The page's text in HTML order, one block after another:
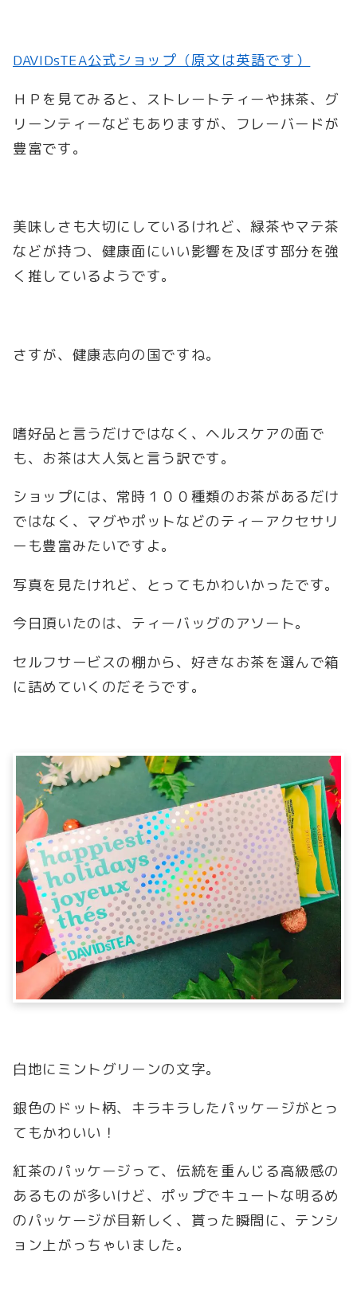
DAVIDsTEA公式ショップ（原文は英語です）
ＨＰを見てみると、ストレートティーや抹茶、グ
リーンティーなどもありますが、フレーバードが
豊富です。
美味しさも大切にしているけれど、緑茶やマテ茶
などが持つ、健康面にいい影響を及ぼす部分を強
く推しているようです。
さすが、健康志向の国ですね。
嗜好品と言うだけではなく、ヘルスケアの面で
も、お茶は大人気と言う訳です。
ショップには、常時１００種類のお茶があるだけ
ではなく、マグやポットなどのティーアクセサリ
ーも豊富みたいですよ。
写真を見たけれど、とってもかわいかったです。
今日頂いたのは、ティーバッグのアソート。
セルフサービスの棚から、好きなお茶を選んで箱
に詰めていくのだそうです。
白地にミントグリーンの文字。
銀色のドット柄、キラキラしたパッケージがとっ
てもかわいい！
紅茶のパッケージって、伝統を重んじる高級感の
あるものが多いけど、ポップでキュートな明るめ
のパッケージが目新しく、貰った瞬間に、テンシ
ョン上がっちゃいました。